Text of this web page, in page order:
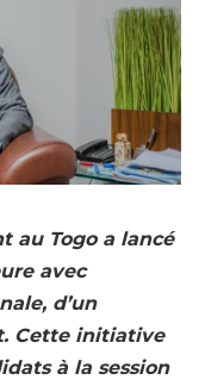
au Togo a lancé
avec
d’un
Cette initiative
à la session